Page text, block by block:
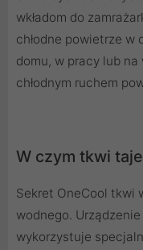
wkładom do
chłodne powietrze w
domu, w pracy lub
chłodnym ruchem
W czym tkwi
Sekret OneCool tkwi
wodnego.
wykorzystuje